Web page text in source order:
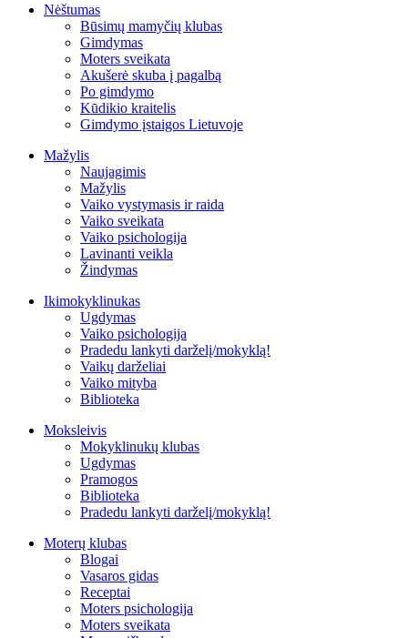
Nėštumas
Būsimų mamyčių klubas
Gimdymas
Moters sveikata
Akušerė skuba į pagalbą
Po gimdymo
Kūdikio kraitelis
Gimdymo įstaigos Lietuvoje
Mažylis
Naujagimis
Mažylis
Vaiko vystymasis ir raida
Vaiko sveikata
Vaiko psichologija
Lavinanti veikla
Žindymas
Ikimokyklinukas
Ugdymas
Vaiko psichologija
Pradedu lankyti darželį/mokyklą!
Vaikų darželiai
Vaiko mityba
Biblioteka
Moksleivis
Mokyklinukų klubas
Ugdymas
Pramogos
Biblioteka
Pradedu lankyti darželį/mokyklą!
Moterų klubas
Blogai
Vasaros gidas
Receptai
Moters psichologija
Moters sveikata